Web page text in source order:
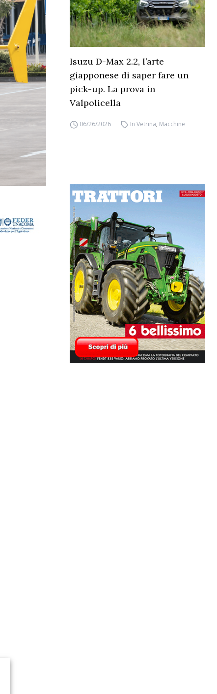
Isuzu D-Max 2.2, l’arte
giapponese di saper fare un
pick-up. La prova in
Valpolicella
06/26/2026 In Vetrina, Macchine